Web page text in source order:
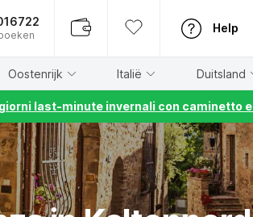
Help
Oostenrijk Italië Duitsland
last-minute invernali con caminetto